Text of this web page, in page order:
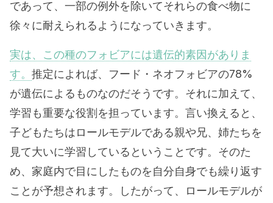
であって、一部の例外を除いてそれらの食べ物に
徐々に耐えられるようになっていきます。
実は、この種のフォビアには遺伝的素因がありま
す。 推定によれば、フード・ネオフォビアの78%
が遺伝によるものなのだそうです。それに加えて、
学習も重要な役割を担っています。言い換えると、
子どもたちはロールモデルである親や兄、姉たちを
見て大いに学習しているということです。そのた
め、家庭内で目にしたものを自分自身でも繰り返す
ことが予想されます。したがって、ロールモデルが